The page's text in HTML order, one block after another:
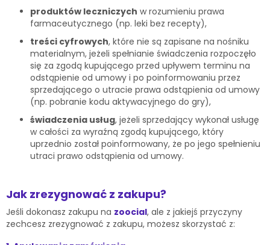
produktów leczniczych w rozumieniu prawa
farmaceutycznego (np. leki bez recepty),
treści cyfrowych, które nie są zapisane na nośniku
materialnym, jeżeli spełnianie świadczenia rozpoczęło
się za zgodą kupującego przed upływem terminu na
odstąpienie od umowy i po poinformowaniu przez
sprzedającego o utracie prawa odstąpienia od umowy
(np. pobranie kodu aktywacyjnego do gry),
świadczenia usług, jeżeli sprzedający wykonał usługę
w całości za wyraźną zgodą kupującego, który
uprzednio został poinformowany, że po jego spełnieniu
utraci prawo odstąpienia od umowy.
Jak zrezygnować z zakupu?
Jeśli dokonasz zakupu na zoocial, ale z jakiejś przyczyny
zechcesz zrezygnować z zakupu, możesz skorzystać z: